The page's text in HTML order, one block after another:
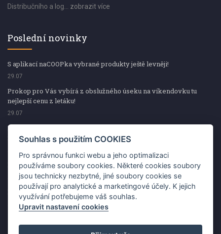
Distribučního a log... zobrazit více
Poslední novinky
S aplikací naCOOPka vybrané produkty ještě levněji!
29.07
Prokop pro Vás vybírá z obslužného úseku na víkendovku tu
nejlepší cenu z letáku!
29.07
Prokop pro Vás vybírá z obslužného úseku na víkendovku tu
nejlepší cenu z letáku!
Kup špekáčky od Váhaly a vyhraj s naCOOPkou sekerku Fiskars
29.07
Prokop pro Vás vybírá na víkendovku ty nejlepší ceny z letáku!
29.07
Souhlas s použitím COOKIES
Pro správnou funkci webu a jeho optimalizaci
používáme soubory cookies. Některé cookies soubory
jsou technicky nezbytné, jiné soubory cookies se
používají pro analytické a marketingové účely. K jejich
využívání potřebujeme váš souhlas.
Upravit nastavení cookies